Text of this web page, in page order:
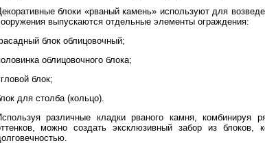
блоки «рваный камень» используют для
выпускаются отдельные элементы ограждения:
блок облицовочный;
облицовочного блока;
блок;
для столба (кольцо).
различные кладки рваного камня, комбинируя
можно создать эксклюзивный забор из блоков,